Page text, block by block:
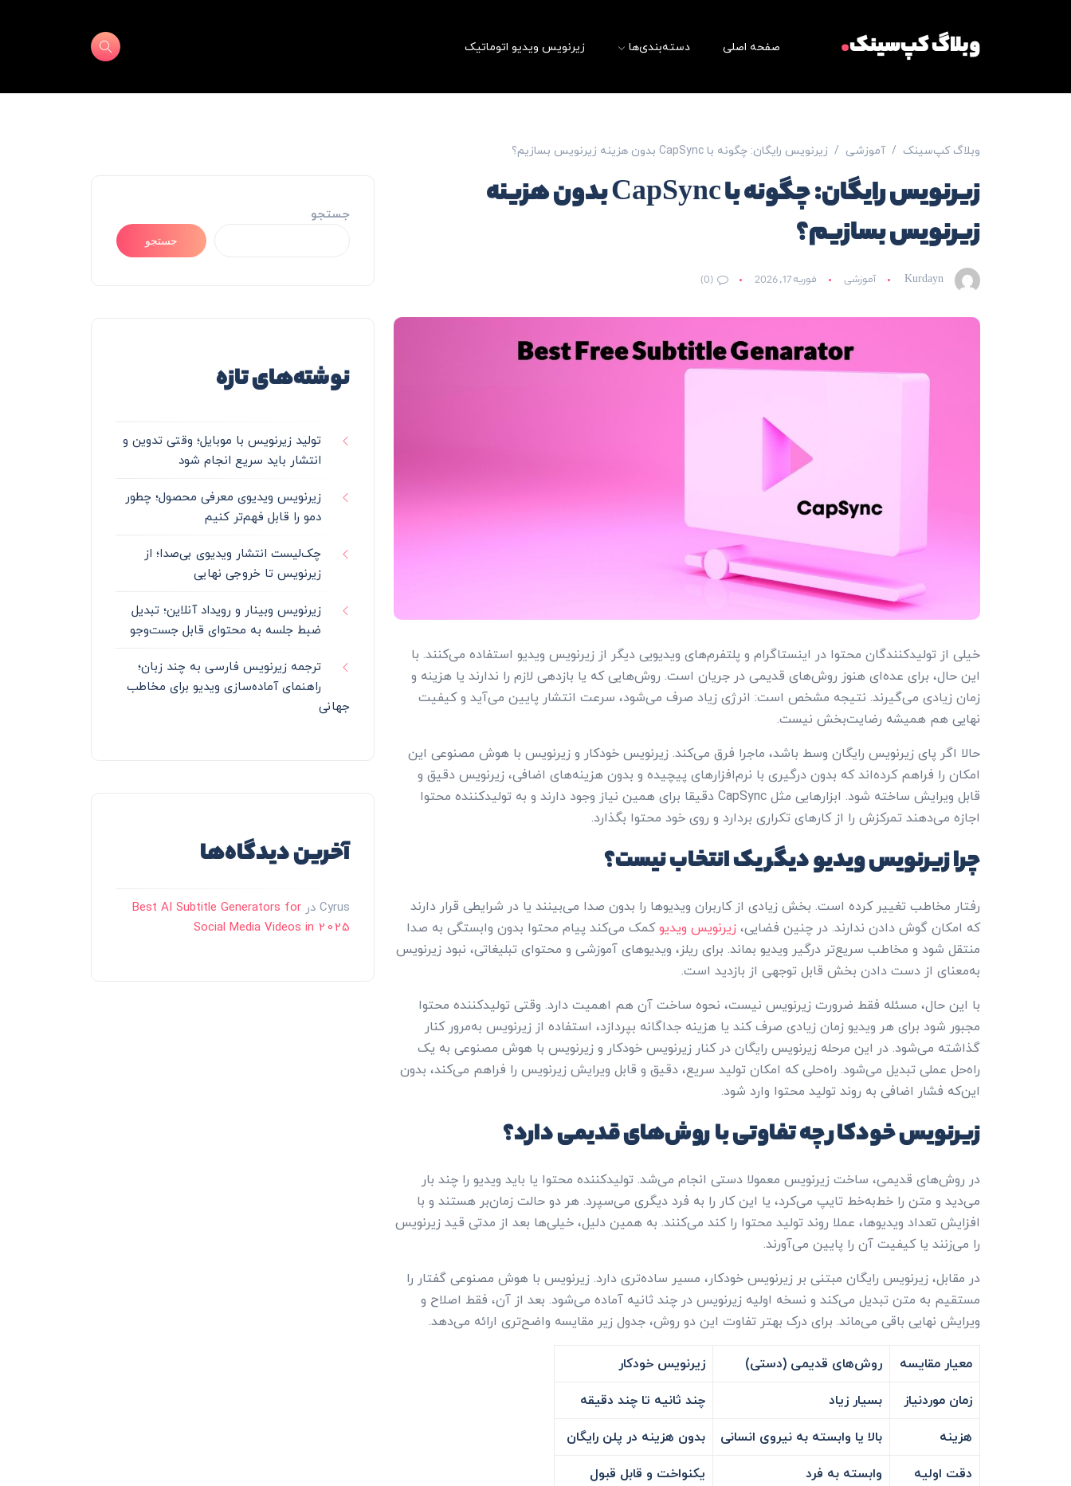
وبلاگ کپ‌سینک. صفحه اصلی دسته‌بندی‌ها زیرنویس ویدیو اتوماتیک
وبلاگ کپ‌سینک آموزشی زیرنویس رایگان: چگونه با CapSync بدون هزینه زیرنویس بسازیم؟
زیرنویس رایگان: چگونه با CapSync بدون هزینه
زیرنویس بسازیم؟
Kurdayn آموزشی فوریه 17, 2026 (0)
خیلی از تولیدکنندگان محتوا در اینستاگرام و پلتفرم‌های ویدیویی دیگر از زیرنویس ویدیو استفاده می‌کنند. با
این حال، برای عده‌ای هنوز روش‌های قدیمی در جریان است. روش‌هایی که یا بازدهی لازم را ندارند یا هزینه و
زمان زیادی می‌گیرند. نتیجه مشخص است: انرژی زیاد صرف می‌شود، سرعت انتشار پایین می‌آید و کیفیت
نهایی هم همیشه رضایت‌بخش نیست.
حالا اگر پای زیرنویس رایگان وسط باشد، ماجرا فرق می‌کند. زیرنویس خودکار و زیرنویس با هوش مصنوعی این
امکان را فراهم کرده‌اند که بدون درگیری با نرم‌افزارهای پیچیده و بدون هزینه‌های اضافی، زیرنویس دقیق و
قابل ویرایش ساخته شود. ابزارهایی مثل CapSync دقیقا برای همین نیاز وجود دارند و به تولیدکننده محتوا
اجازه می‌دهند تمرکزش را از کارهای تکراری بردارد و روی خود محتوا بگذارد.
چرا زیرنویس ویدیو دیگر یک انتخاب نیست؟
رفتار مخاطب تغییر کرده است. بخش زیادی از کاربران ویدیوها را بدون صدا می‌بینند یا در شرایطی قرار دارند
که امکان گوش دادن ندارند. در چنین فضایی،زیرنویس ویدیوکمک می‌کند پیام محتوا بدون وابستگی به صدا
منتقل شود و مخاطب سریع‌تر درگیر ویدیو بماند. برای ریلز، ویدیوهای آموزشی و محتوای تبلیغاتی، نبود زیرنویس
به‌معنای از دست دادن بخش قابل توجهی از بازدید است.
با این حال، مسئله فقط ضرورت زیرنویس نیست، نحوه ساخت آن هم اهمیت دارد. وقتی تولیدکننده محتوا
مجبور شود برای هر ویدیو زمان زیادی صرف کند یا هزینه جداگانه بپردازد، استفاده از زیرنویس به‌مرور کنار
گذاشته می‌شود. در این مرحله زیرنویس رایگان در کنار زیرنویس خودکار و زیرنویس با هوش مصنوعی به یک
راه‌حل عملی تبدیل می‌شود. راه‌حلی که امکان تولید سریع، دقیق و قابل ویرایش زیرنویس را فراهم می‌کند، بدون
این‌که فشار اضافی به روند تولید محتوا وارد شود.
زیرنویس خودکار چه تفاوتی با روش‌های قدیمی دارد؟
در روش‌های قدیمی، ساخت زیرنویس معمولا دستی انجام می‌شد. تولیدکننده محتوا یا باید ویدیو را چند بار
می‌دید و متن را خط‌به‌خط تایپ می‌کرد، یا این کار را به فرد دیگری می‌سپرد. هر دو حالت زمان‌بر هستند و با
افزایش تعداد ویدیوها، عملا روند تولید محتوا را کند می‌کنند. به همین دلیل، خیلی‌ها بعد از مدتی قید زیرنویس
را می‌زنند یا کیفیت آن را پایین می‌آورند.
در مقابل، زیرنویس رایگان مبتنی بر زیرنویس خودکار، مسیر ساده‌تری دارد. زیرنویس با هوش مصنوعی گفتار را
مستقیم به متن تبدیل می‌کند و نسخه اولیه زیرنویس در چند ثانیه آماده می‌شود. بعد از آن، فقط اصلاح و
ویرایش نهایی باقی می‌ماند. برای درک بهتر تفاوت این دو روش، جدول زیر مقایسه واضح‌تری ارائه می‌دهد.
معیار مقایسه
روش‌های قدیمی (دستی)
زیرنویس خودکار
زمان موردنیاز
بسیار زیاد
چند ثانیه تا چند دقیقه
هزینه
بالا یا وابسته به نیروی انسانی
بدون هزینه در پلن رایگان
دقت اولیه
وابسته به فرد
یکنواخت و قابل قبول
جستجو
جستجو
نوشته‌های تازه
تولید زیرنویس با موبایل؛ وقتی تدوین و
انتشار باید سریع انجام شود
زیرنویس ویدیوی معرفی محصول؛ چطور
دمو را قابل فهم‌تر کنیم
چک‌لیست انتشار ویدیوی بی‌صدا؛ از
زیرنویس تا خروجی نهایی
زیرنویس وبینار و رویداد آنلاین؛ تبدیل
ضبط جلسه به محتوای قابل جست‌وجو
ترجمه زیرنویس فارسی به چند زبان؛
راهنمای آماده‌سازی ویدیو برای مخاطب
جهانی
آخرین دیدگاه‌ها
Cyrusدر Best AI Subtitle Generators for
Social Media Videos in 2025